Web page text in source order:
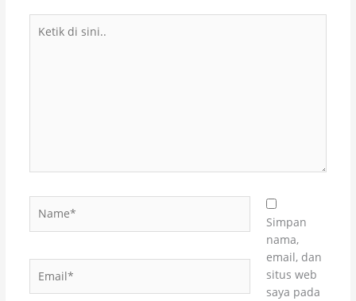
Simpan
nama,
email, dan
situs web
saya pada